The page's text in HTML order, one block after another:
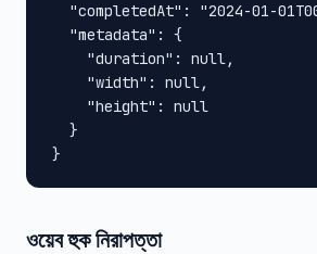
"completedAt": "2024-01-
  "metadata": {
    "duration": null,
    "width": null,
    "height": null
  }
}
ওয়েব হুক নিরাপত্তা